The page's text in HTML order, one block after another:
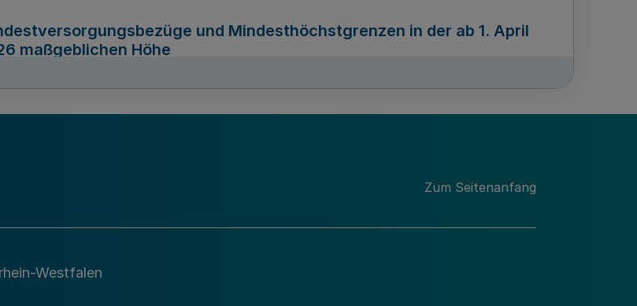
und Mindesthöchstgrenzen in der ab 1. April
maßgeblichen Höhe
zur Durchführung des Förderprogramms „Mittelstand Innovativ &
Zum Seitenanfang
Westfalen